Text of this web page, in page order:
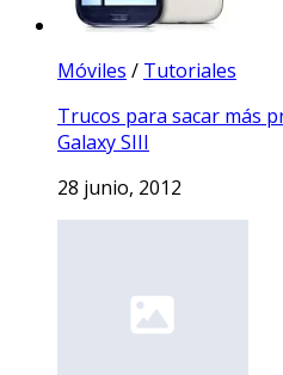
Móviles / Tutoriales
Trucos para sacar más
Galaxy SIII
28 junio, 2012